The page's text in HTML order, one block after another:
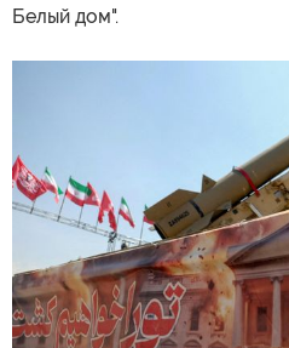
Белый дом".